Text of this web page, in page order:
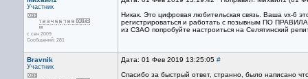
Участник
с сен 2009
Сообщений: 281
Никак. Это цифровая любительская связь. Ваша vx-6
регистрироваться и работать с позывным ПО
из СЗАО попробуйте настроиться на Селятинский
Bravnik
Участник
Дата: 01 Фев 2019 13:25:05 #
Спасибо за быстрый ответ, странно, было написано